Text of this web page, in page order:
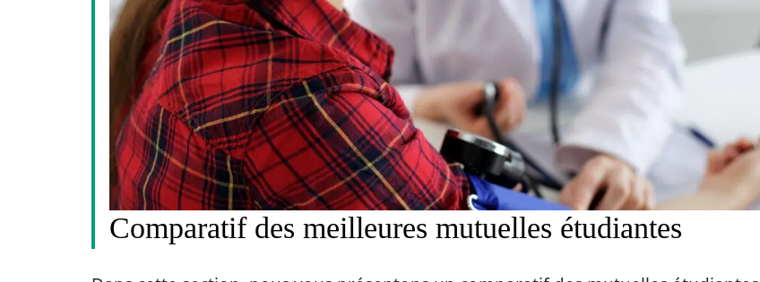
Comparatif des meilleures mutuelles étudiantes